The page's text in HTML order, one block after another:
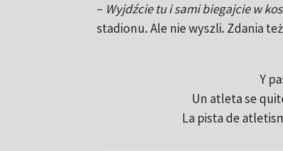
– Wyjdźcie tu i sami biegajcie w
stadionu. Ale nie wyszli. Zdania
Y
Un atleta se
La pista de